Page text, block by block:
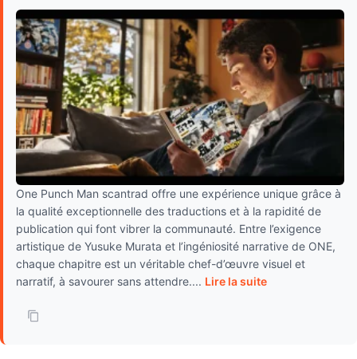
One Punch Man scantrad offre une expérience unique grâce à
la qualité exceptionnelle des traductions et à la rapidité de
publication qui font vibrer la communauté. Entre l’exigence
artistique de Yusuke Murata et l’ingéniosité narrative de ONE,
chaque chapitre est un véritable chef-d’œuvre visuel et
narratif, à savourer sans attendre.... Lire la suite